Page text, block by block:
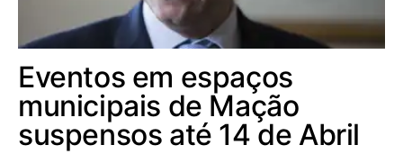
Eventos em espaços
municipais de Mação
suspensos até 14 de Abril